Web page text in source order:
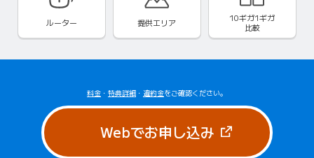
ルーター 提供エリア
10ギガ1ギガ
比較
料金 ・ 特典詳細 ・ 違約金をご確認ください。
Webでお申し込み（新しいタブ